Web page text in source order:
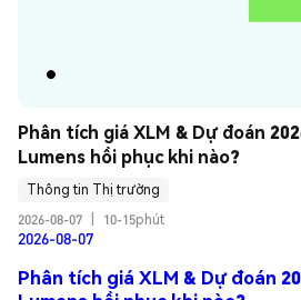
Phân tích giá XLM & Dự đoán
Lumens hồi phục khi nào?
Thông tin Thị trường
2026-08-07
10-15phút
2026-08-07
Phân tích giá XLM & Dự đoán